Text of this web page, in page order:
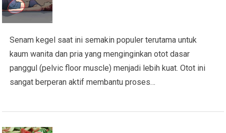
Senam kegel saat ini semakin populer terutama untuk
kaum wanita dan pria yang menginginkan otot dasar
panggul (pelvic floor muscle) menjadi lebih kuat. Otot ini
sangat berperan aktif membantu proses…